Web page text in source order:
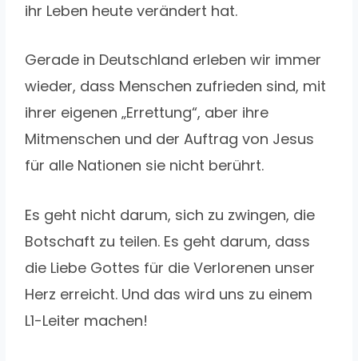
ihr Leben heute verändert hat.
Gerade in Deutschland erleben wir immer
wieder, dass Menschen zufrieden sind, mit
ihrer eigenen „Errettung“, aber ihre
Mitmenschen und der Auftrag von Jesus
für alle Nationen sie nicht berührt.
Es geht nicht darum, sich zu zwingen, die
Botschaft zu teilen. Es geht darum, dass
die Liebe Gottes für die Verlorenen unser
Herz erreicht. Und das wird uns zu einem
L1-Leiter machen!